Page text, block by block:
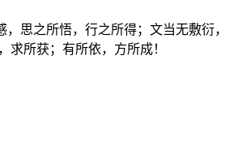
，思之所悟，行之所得；文当无敷衍，
求所获；有所依，方所成！